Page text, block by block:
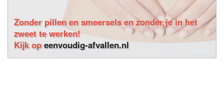
Zonder pillen en smeersels en zonder je in het
zweet te werken!
Kijk opeenvoudig-afvallen.nl